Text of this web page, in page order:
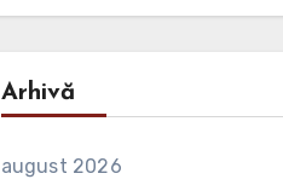
Arhivă
august 2026